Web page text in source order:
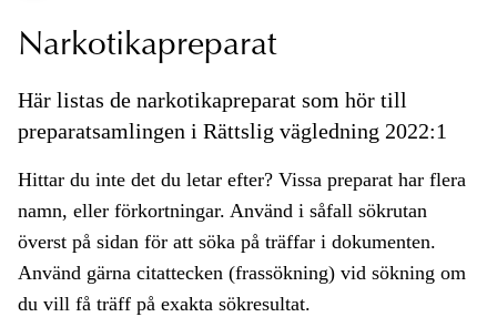
Narkotikapreparat
Här listas de narkotikapreparat som hör till
preparatsamlingen i Rättslig vägledning 2022:1
Hittar du inte det du letar efter? Vissa preparat har flera
namn, eller förkortningar. Använd i såfall sökrutan
överst på sidan för att söka på träffar i dokumenten.
Använd gärna citattecken (frassökning) vid sökning om
du vill få träff på exakta sökresultat.